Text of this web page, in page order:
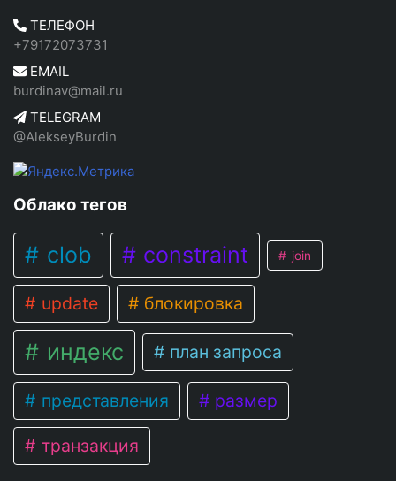
ТЕЛЕФОН
+79172073731
EMAIL
burdinav@mail.ru
TELEGRAM
@AlekseyBurdin
Облако тегов
clob constraint join
update блокировка
индекс план запроса
представления размер
транзакция